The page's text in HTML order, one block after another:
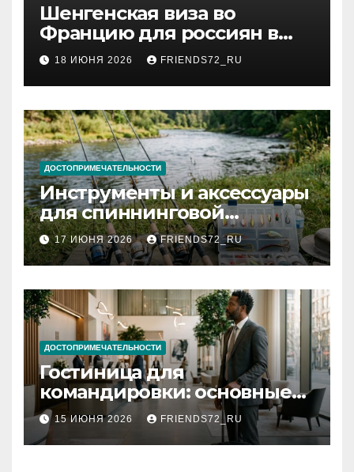
Шенгенская виза во
Францию для россиян в
2026 году: сроки от 3 дней
и список необходимых
документов
18 ИЮНЯ 2026 FRIENDS72_RU
ДОСТОПРИМЕЧАТЕЛЬНОСТИ
Инструменты и аксессуары
для спиннинговой
рыбалки: назначение и
типы
17 ИЮНЯ 2026 FRIENDS72_RU
ДОСТОПРИМЕЧАТЕЛЬНОСТИ
Гостиница для
командировки: основные
критерии выбора
15 ИЮНЯ 2026 FRIENDS72_RU